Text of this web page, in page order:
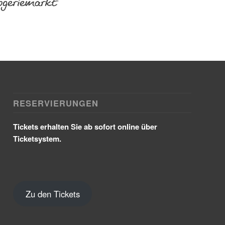
RESERVIERUNGEN
Tickets erhalten Sie ab sofort online über
Ticketsystem.
Zu den Tickets